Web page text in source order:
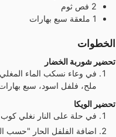
2 فص ثوم
1 ملعقة سبع بهارات
الخطوات
تحضير شوربة الخضار
ملح، فلفل اسود، سبع
تحضير الويكا
في حلة على النار نغلي
اضافة الفلفل الحار "حسب